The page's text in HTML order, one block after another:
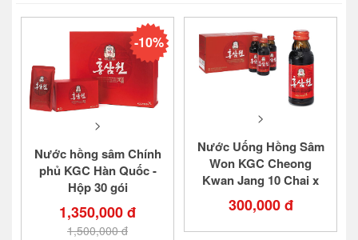
>
Nước hồng sâm Chính
phủ KGC Hàn Quốc -
Hộp 30 gói
1,350,000 đ
1,500,000 đ
-10%
>
Nước Uống Hồng Sâm
Won KGC Cheong
Kwan Jang 10 Chai x
100ml
300,000 đ